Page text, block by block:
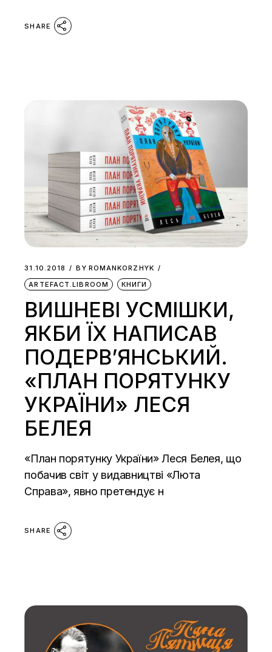
SHARE
31.10.2018 BY ROMANKORZHYK
ARTEFACT.LIBROOM
КНИГИ
ВИШНЕВІ УСМІШКИ,
ЯКБИ ЇХ НАПИСАВ
ПОДЕРВ’ЯНСЬКИЙ.
«ПЛАН ПОРЯТУНКУ
УКРАЇНИ» ЛЕСЯ
БЕЛЕЯ
«План порятунку України» Леся Белея, що
побачив світ у видавництві «Люта
Справа», явно претендує н
SHARE